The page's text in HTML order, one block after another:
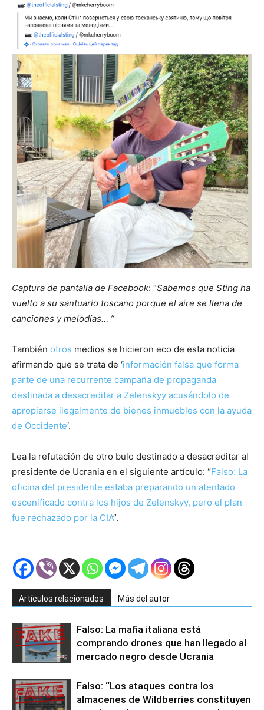
Captura de pantalla de Facebook: “Sabemos que Sting ha
vuelto a su santuario toscano porque el aire se llena de
canciones y melodías… ”
También otros medios se hicieron eco de esta noticia
afirmando que se trata de ‘información falsa que forma
parte de una recurrente campaña de propaganda
destinada a desacreditar a Zelenskyy acusándolo de
apropiarse ilegalmente de bienes inmuebles con la ayuda
de Occidente‘.
Lea la refutación de otro bulo destinado a desacreditar al
presidente de Ucrania en el siguiente artículo: “Falso: La
oficina del presidente estaba preparando un atentado
escenificado contra los hijos de Zelenskyy, pero el plan
fue rechazado por la CIA”.
Artículos relacionados Más del autor
Falso: La mafia italiana está
comprando drones que han llegado al
mercado negro desde Ucrania
Falso: “Los ataques contra los
almacenes de Wildberries constituyen